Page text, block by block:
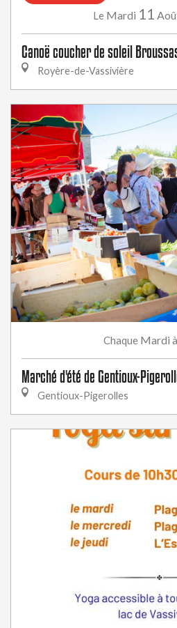
Le Mardi 11
Canoë coucher de soleil
Royère-de-Vassivière
Chaque Mardi
Marché d'été de Gentioux-
Gentioux-Pigerolles